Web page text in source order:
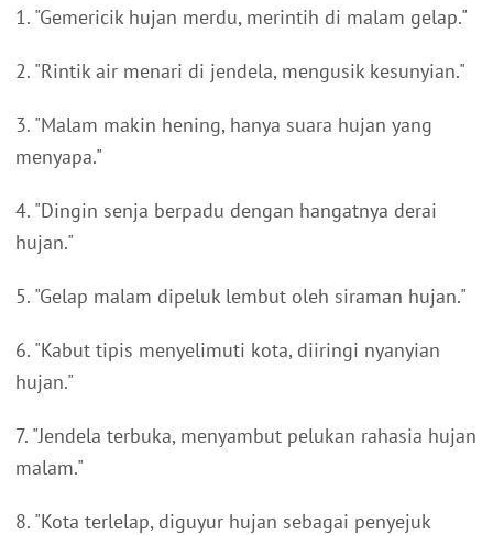
1. "Gemericik hujan merdu, merintih di malam gelap."
2. "Rintik air menari di jendela, mengusik kesunyian."
3. "Malam makin hening, hanya suara hujan yang
menyapa."
4. "Dingin senja berpadu dengan hangatnya derai
hujan."
5. "Gelap malam dipeluk lembut oleh siraman hujan."
6. "Kabut tipis menyelimuti kota, diiringi nyanyian
hujan."
7. "Jendela terbuka, menyambut pelukan rahasia hujan
malam."
8. "Kota terlelap, diguyur hujan sebagai penyejuk